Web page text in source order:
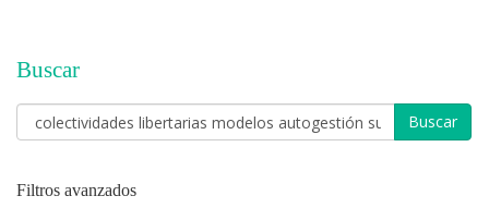
Buscar
Buscar
artículos
Filtros avanzados